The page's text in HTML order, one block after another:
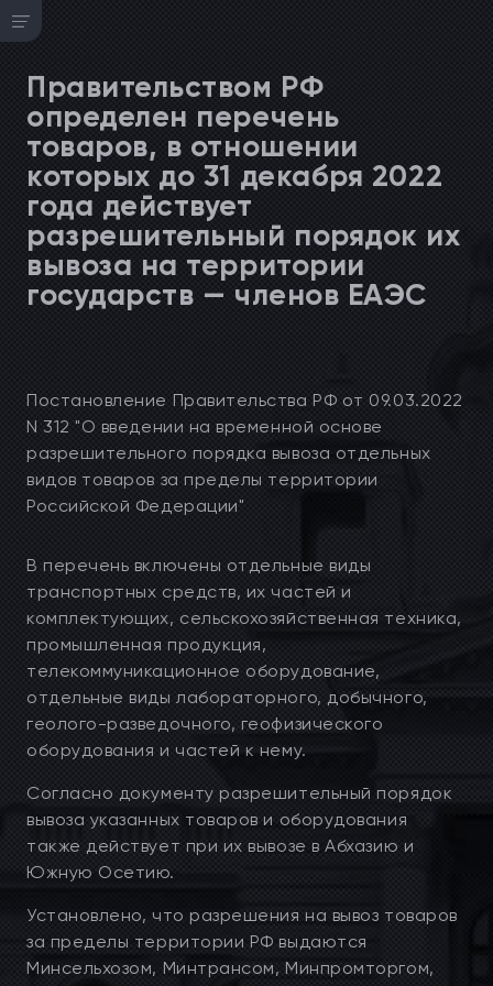
Правительством РФ
определен перечень
товаров, в отношении
которых до 31 декабря 2022
года действует
разрешительный порядок их
вывоза на территории
государств — членов ЕАЭС
Постановление Правительства РФ от 09.03.2022
N 312 "О введении на временной основе
разрешительного порядка вывоза отдельных
видов товаров за пределы территории
Российской Федерации"
В перечень включены отдельные виды
транспортных средств, их частей и
комплектующих, сельскохозяйственная техника,
промышленная продукция,
телекоммуникационное оборудование,
отдельные виды лабораторного, добычного,
геолого-разведочного, геофизического
оборудования и частей к нему.
Согласно документу разрешительный порядок
вывоза указанных товаров и оборудования
также действует при их вывозе в Абхазию и
Южную Осетию.
Установлено, что разрешения на вывоз товаров
за пределы территории РФ выдаются
Минсельхозом, Минтрансом, Минпромторгом,